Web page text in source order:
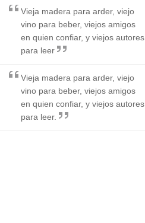
Vieja madera para arder, viejo
vino para beber, viejos amigos
en quien confiar, y viejos autores
para leer
Vieja madera para arder, viejo
vino para beber, viejos amigos
en quien confiar, y viejos autores
para leer.